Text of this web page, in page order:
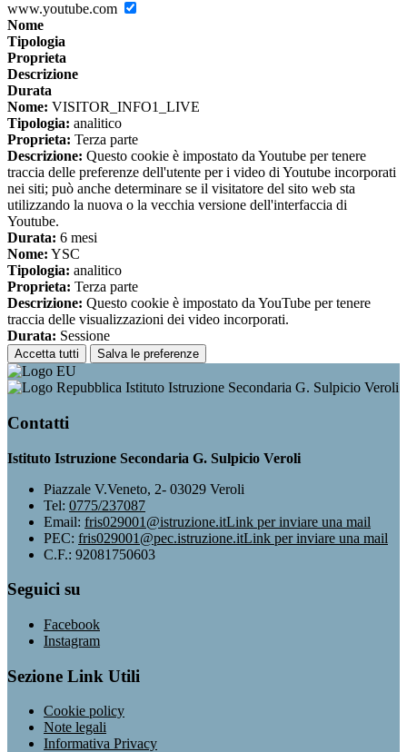
www.youtube.com
Nome
Tipologia
Proprieta
Descrizione
Durata
Nome: VISITOR_INFO1_LIVE
Tipologia: analitico
Proprieta: Terza parte
Descrizione: Questo cookie è impostato da Youtube per tenere
traccia delle preferenze dell'utente per i video di Youtube incorporati
nei siti; può anche determinare se il visitatore del sito web sta
utilizzando la nuova o la vecchia versione dell'interfaccia di
Youtube.
Durata: 6 mesi
Nome: YSC
Tipologia: analitico
Proprieta: Terza parte
Descrizione: Questo cookie è impostato da YouTube per tenere
traccia delle visualizzazioni dei video incorporati.
Durata: Sessione
Accetta tutti Salva le preferenze
Istituto Istruzione Secondaria G. Sulpicio Veroli
Contatti
Istituto Istruzione Secondaria G. Sulpicio Veroli
Piazzale V.Veneto, 2- 03029 Veroli
Tel: 0775/237087
Email: fris029001@istruzione.itLink per inviare una mail
PEC: fris029001@pec.istruzione.itLink per inviare una mail
C.F.: 92081750603
Seguici su
Facebook
Instagram
Sezione Link Utili
Cookie policy
Note legali
Informativa Privacy